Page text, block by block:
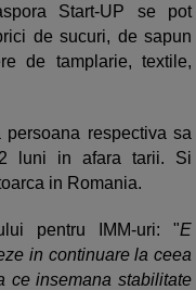
Start-UP se pot
de sucuri, de sapun
de tamplarie, textile,
respectiva sa
luni in afara tarii. Si
in Romania.
pentru IMM-uri: "E
in continuare la ceea
ce insemana stabilitate